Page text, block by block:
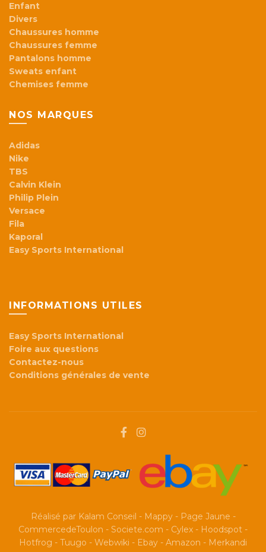
Enfant
Divers
Chaussures homme
Chaussures femme
Pantalons homme
Sweats enfant
Chemises femme
NOS MARQUES
Adidas
Nike
TBS
Calvin Klein
Philip Plein
Versace
Fila
Kaporal
Easy Sports International
INFORMATIONS UTILES
Easy Sports International
Foire aux questions
Contactez-nous
Conditions générales de vente
Réalisé par Kalam Conseil - Mappy- Page Jaune -
CommercedeToulon - Societe.com - Cylex - Hoodspot -
Hotfrog - Tuugo - Webwiki - Ebay - Amazon - Merkandi